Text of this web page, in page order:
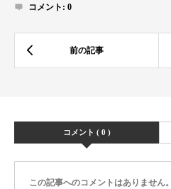
コメント: 0
コメント ( 0 )
この記事へのコメントはありません。